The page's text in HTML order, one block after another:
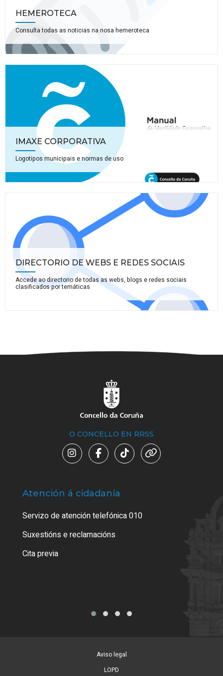
HEMEROTECA
Consulta todas as noticias na nosa hemeroteca
IMAXE CORPORATIVA
Logotipos municipais e normas de uso
DIRECTORIO DE WEBS E REDES SOCIAIS
Accede ao directorio de todas as webs, blogs e redes sociais
clasificados por temáticas
O CONCELLO EN RRSS
Atención á cidadanía
Servizo de atención telefónica 010
Suxestións e reclamacións
Cita previa
Aviso legal
LOPD